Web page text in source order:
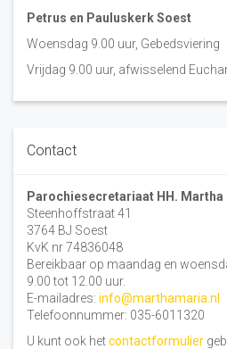
Petrus en Pauluskerk Soest
Woensdag 9.00 uur, Gebedsviering
Vrijdag 9.00 uur, afwisselend
Contact
Parochiesecretariaat HH. Martha
Steenhoffstraat 41
3764 BJ Soest
KvK nr 74836048
Bereikbaar op maandag en
9.00 tot 12.00 uur.
E-mailadres: info@marthamaria.nl
Telefoonnummer: 035-6011320
U kunt ook hetcontactformulier